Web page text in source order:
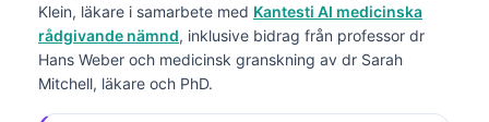
Klein, läkare i samarbete med Kantesti AI medicinska
rådgivande nämnd, inklusive bidrag från professor dr
Hans Weber och medicinsk granskning av dr Sarah
Mitchell, läkare och PhD.